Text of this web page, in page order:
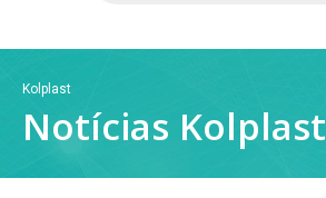
Kolplast
Notícias Kolplast